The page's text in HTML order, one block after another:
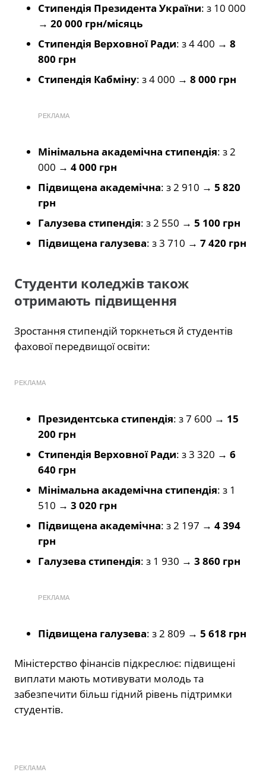
Стипендія Президента України: з 10 000
→ 20 000 грн/місяць
Стипендія Верховної Ради: з 4 400 → 8
800 грн
Стипендія Кабміну: з 4 000 → 8 000 грн
РЕКЛАМА
Мінімальна академічна стипендія: з 2
000 → 4 000 грн
Підвищена академічна: з 2 910 → 5 820
грн
Галузева стипендія: з 2 550 → 5 100 грн
Підвищена галузева: з 3 710 → 7 420 грн
Студенти коледжів також
отримають підвищення
Зростання стипендій торкнеться й студентів
фахової передвищої освіти:
РЕКЛАМА
Президентська стипендія: з 7 600 → 15
200 грн
Стипендія Верховної Ради: з 3 320 → 6
640 грн
Мінімальна академічна стипендія: з 1
510 → 3 020 грн
Підвищена академічна: з 2 197 → 4 394
грн
Галузева стипендія: з 1 930 → 3 860 грн
РЕКЛАМА
Підвищена галузева: з 2 809 → 5 618 грн
Міністерство фінансів підкреслює: підвищені
виплати мають мотивувати молодь та
забезпечити більш гідний рівень підтримки
студентів.
РЕКЛАМА